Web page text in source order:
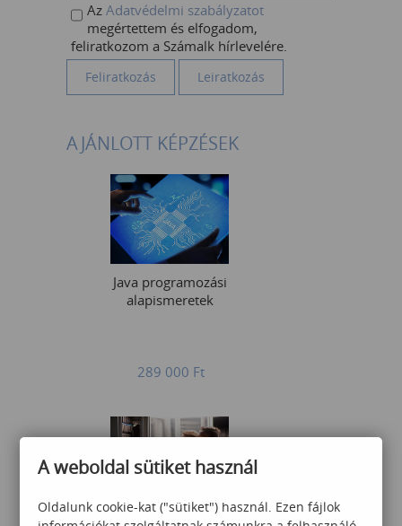
Az Adatvédelmi szabályzatot
megértettem és elfogadom,
feliratkozom a Számalk hírlevelére.
AJÁNLOTT KÉPZÉSEK
Java programozási
alapismeretek
289 000 Ft
A weboldal sütiket használ
Oldalunk cookie-kat ("sütiket") használ. Ezen fájlok